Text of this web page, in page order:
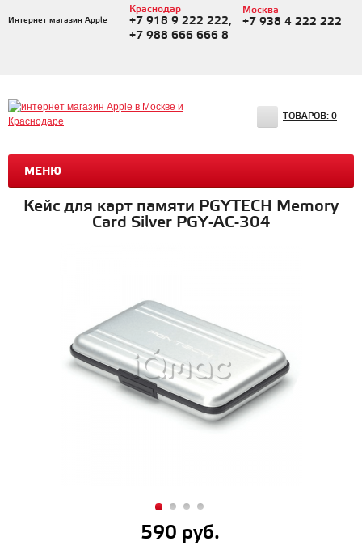
Интернет магазин Apple
Краснодар
+7 918 9 222 222,
+7 988 666 666 8
Москва
+7 938 4 222 222
МЕНЮ
ТОВАРОВ: 0
Кейс для карт памяти PGYTECH Memory
Card Silver PGY-AC-304
590 руб.